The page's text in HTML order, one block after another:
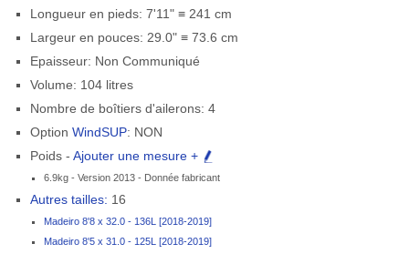
Longueur en pieds: 7'11" ≡ 241 cm
Largeur en pouces: 29.0" ≡ 73.6 cm
Epaisseur: Non Communiqué
Volume: 104 litres
Nombre de boîtiers d'ailerons: 4
Option WindSUP: NON
Poids - Ajouter une mesure +
6.9kg - Version 2013 - Donnée fabricant
Autres tailles: 16
Madeiro 8'8 x 32.0 - 136L [2018-2019]
Madeiro 8'5 x 31.0 - 125L [2018-2019]